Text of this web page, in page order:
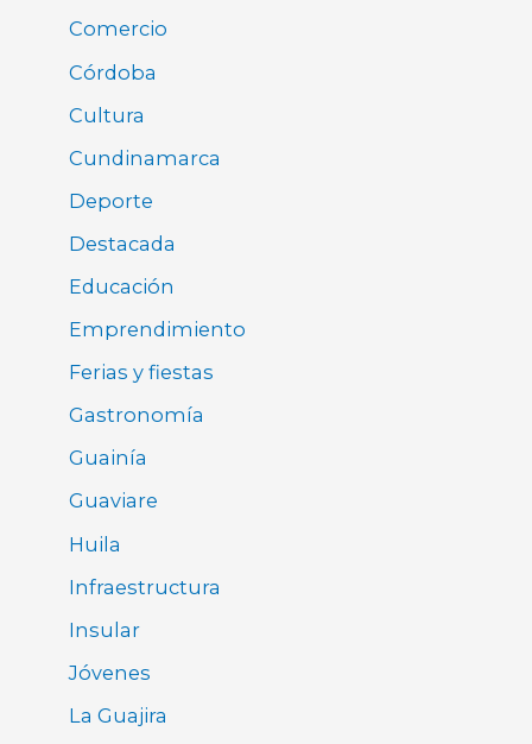
Comercio
Córdoba
Cultura
Cundinamarca
Deporte
Destacada
Educación
Emprendimiento
Ferias y fiestas
Gastronomía
Guainía
Guaviare
Huila
Infraestructura
Insular
Jóvenes
La Guajira